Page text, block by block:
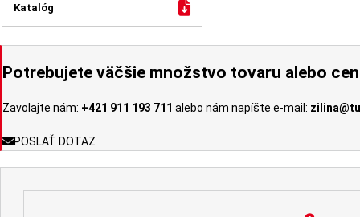
Potrebujete väčšie množstvo tovaru alebo
Zavolajte nám: +421 911 193 711 alebo nám napíšte e-mail:
POSLAŤ DOTAZ